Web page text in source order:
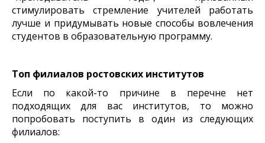
стимулировать стремление учителей работать
лучше и придумывать новые способы вовлечения
студентов в образовательную программу.
Топ филиалов ростовских институтов
Если по какой-то причине в перечне нет
подходящих для вас институтов, то можно
попробовать поступить в один из следующих
филиалов: